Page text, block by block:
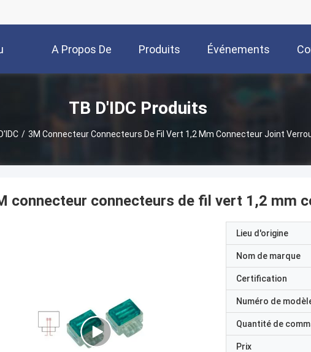
A Propos De
Nous
Produits Événements
TB D'IDC Produits
/ 3M Connecteur Connecteurs De Fil Vert 1,2 Mm Connecteur Joint
connecteur connecteurs de fil vert 1,2 mm
Lieu d'origine
Nom de marque
Certification
Numéro de
Quantité de
Prix